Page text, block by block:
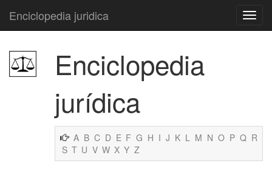
Enciclopedia juridica
Enciclopedia
jurídica
A B C D E F G H I J K L M N O P Q R
S T U V W X Y Z